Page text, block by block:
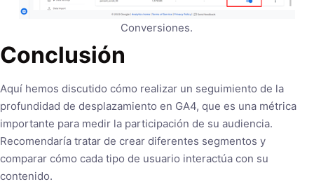
Conversiones.
Conclusión
Aquí hemos discutido cómo realizar un seguimiento de la
profundidad de desplazamiento en GA4, que es una métrica
importante para medir la participación de su audiencia.
Recomendaría tratar de crear diferentes segmentos y
comparar cómo cada tipo de usuario interactúa con su
contenido.